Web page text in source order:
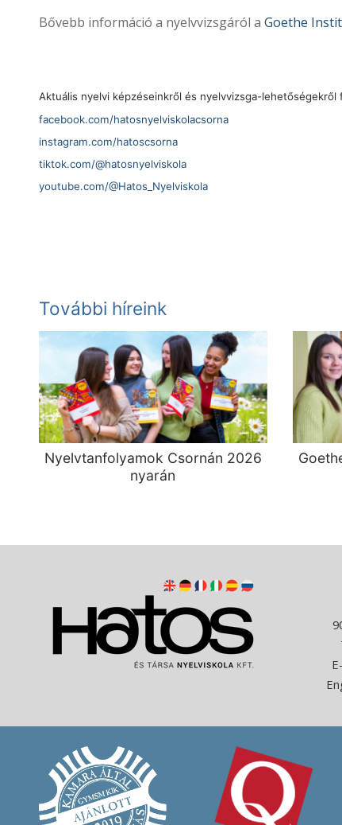
Bővebb információ a nyelvvizsgáról a Goethe
Aktuális nyelvi képzéseinkről és nyelvvizsga-
facebook.com/hatosnyelviskolacsorna
instagram.com/hatoscsorna
tiktok.com/@hatosnyelviskola
youtube.com/@Hatos_Nyelviskola
További híreink
Nyelvtanfolyamok Csornán 2026
nyarán